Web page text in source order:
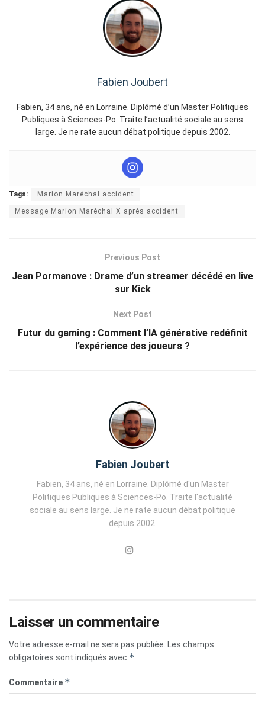
Fabien Joubert
Fabien, 34 ans, né en Lorraine. Diplômé d’un Master Politiques
Publiques à Sciences-Po. Traite l’actualité sociale au sens
large. Je ne rate aucun débat politique depuis 2002.
Tags: Marion Maréchal accident
Message Marion Maréchal X après accident
Previous Post
Jean Pormanove : Drame d’un streamer décédé en live
sur Kick
Next Post
Futur du gaming : Comment l’IA générative redéfinit
l’expérience des joueurs ?
Fabien Joubert
Fabien, 34 ans, né en Lorraine. Diplômé d'un Master
Politiques Publiques à Sciences-Po. Traite l'actualité
sociale au sens large. Je ne rate aucun débat politique
depuis 2002.
Laisser un commentaire
Votre adresse e-mail ne sera pas publiée.
Les champs
obligatoires sont indiqués avec *
Commentaire *